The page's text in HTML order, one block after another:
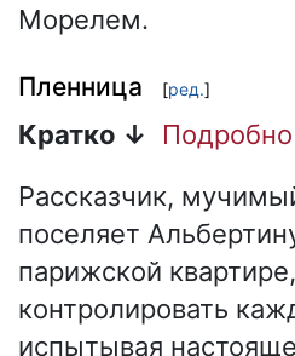
Морелем.
Пленница [ред.]
Кратко ↓
Рассказчик,
поселяет
парижской
контролировать
испытывая